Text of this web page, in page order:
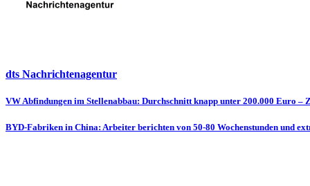
dts Nachrichtenagentur
Beitragsnavigation
VW Abfindungen im Stellenabbau: Durchschnitt knapp unter 200.000 Euro –
BYD-Fabriken in China: Arbeiter berichten von 50-80 Wochenstunden und